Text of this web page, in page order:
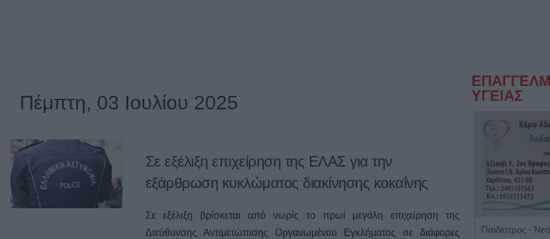
Πέμπτη, 03 Ιουλίου 2025
Σε εξέλιξη επιχείρηση της ΕΛΑΣ για την
εξάρθρωση κυκλώματος διακίνησης κοκαΐνης
Σε εξέλιξη βρίσκεται από νωρίς το πρωί μεγάλη επιχείρηση της
Διεύθυνσης Αντιμετώπισης Οργανωμένου Εγκλήματος σε διάφορες
ΥΓΕΙΑΣ
Ιατρός Βιοπαθολόγος - Μικροβιολόγος 'Παγάνα Μάγδα'